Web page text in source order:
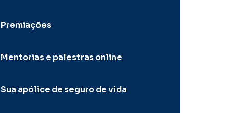
Premiações
Mentorias e palestras online
Sua apólice de seguro de vida